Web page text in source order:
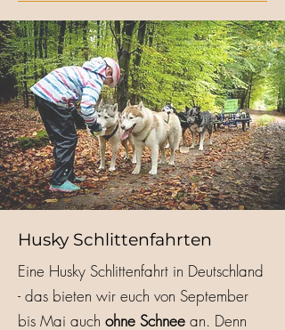
Husky Schlittenfahrten
Eine Husky Schlittenfahrt in Deutschland
- das bieten wir euch von September
bis Mai auch ohne Schnee an. Denn